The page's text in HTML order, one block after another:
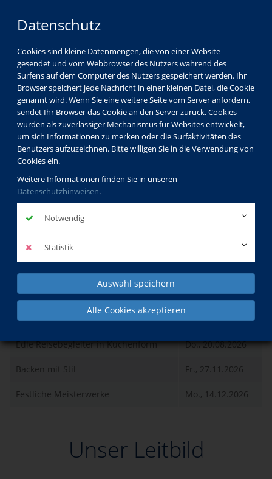
Datenschutz
Cookies sind kleine Datenmengen, die von einer Website
gesendet und vom Webbrowser des Nutzers während des
Surfens auf dem Computer des Nutzers gespeichert werden. Ihr
Browser speichert jede Nachricht in einer kleinen Datei, die Cookie
genannt wird. Wenn Sie eine weitere Seite vom Server anfordern,
sendet Ihr Browser das Cookie an den Server zurück. Cookies
wurden als zuverlässiger Mechanismus für Websites entwickelt,
um sich Informationen zu merken oder die Surfaktivitäten des
Benutzers aufzuzeichnen. Bitte willigen Sie in die Verwendung von
Cookies ein.
Weitere Informationen finden Sie in unseren
Datenschutzhinweisen.
Notwendig
Statistik
Auswahl speichern
Alle Cookies akzeptieren
Über uns Dozenten Soraya Romen
Soraya Romen
Dozentinnenprofil
Kurse der Dozentin
Edle Reisebegleiter in Kuchenform Do., 20.08.2026
Backen mit Stil Fr., 27.11.2026
Festliche Meisterwerke Mo., 14.12.2026
Unser Leitbild